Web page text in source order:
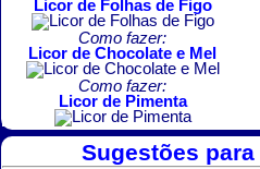
Licor de Folhas de Figo
Como fazer:
Licor de Chocolate e Mel
Como fazer:
Licor de Pimenta
Sugestões